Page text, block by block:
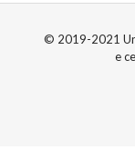
© 2019-2021
e